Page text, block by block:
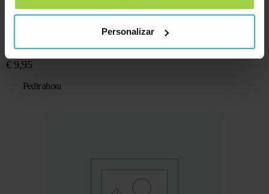
Personalizar
Collar para gatos con cierre de seguridad – Verde fluorescente / reflectante
€9,95
Pedir ahora